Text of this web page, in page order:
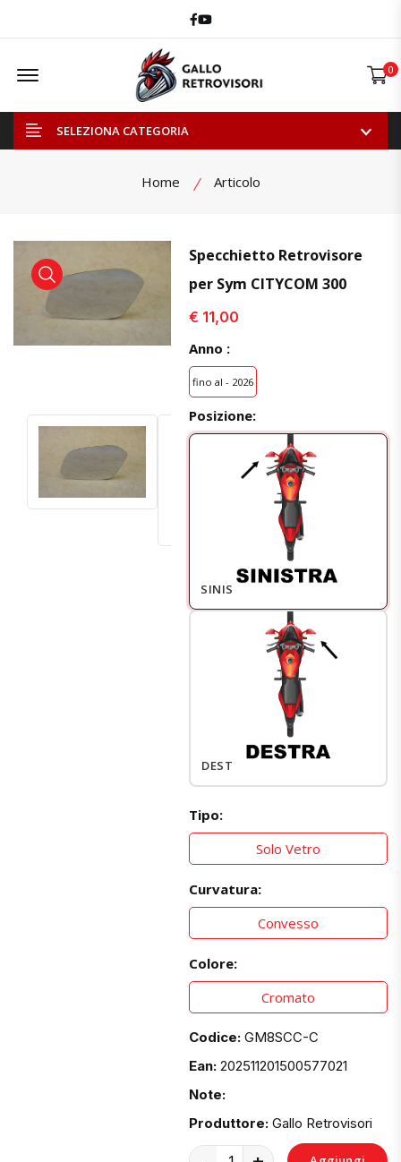
Facebook
Youtube
Offcanvas Menu Open 0
SELEZIONA CATEGORIA
Home Articolo
visualizza prodotto visualizza prodotto
Specchietto Retrovisore
per Sym CITYCOM 300
€ 11,00
Anno :
fino al - 2026
Posizione:
SINISTRO
DESTRO
Tipo:
Solo Vetro
Curvatura:
Convesso
Colore:
Cromato
Codice: GM8SCC-C
Ean: 202511201500577021
Note:
Produttore: Gallo Retrovisori